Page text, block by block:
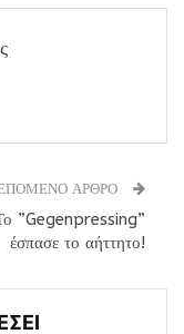
ΑΡΘΡΟ
”Gegenpressing”
έσπασε το αήττητο!